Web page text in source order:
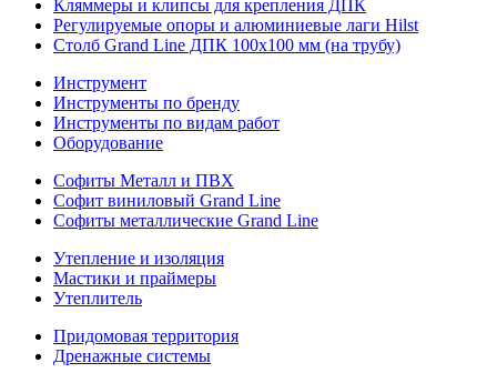
Кляммеры и клипсы для крепления ДПК
Регулируемые опоры и алюминиевые лаги Hilst
Столб Grand Line ДПК 100х100 мм (на трубу)
Инструмент
Инструменты по бренду
Инструменты по видам работ
Оборудование
Софиты Металл и ПВХ
Софит виниловый Grand Line
Софиты металлические Grand Line
Утепление и изоляция
Мастики и праймеры
Утеплитель
Придомовая территория
Дренажные системы